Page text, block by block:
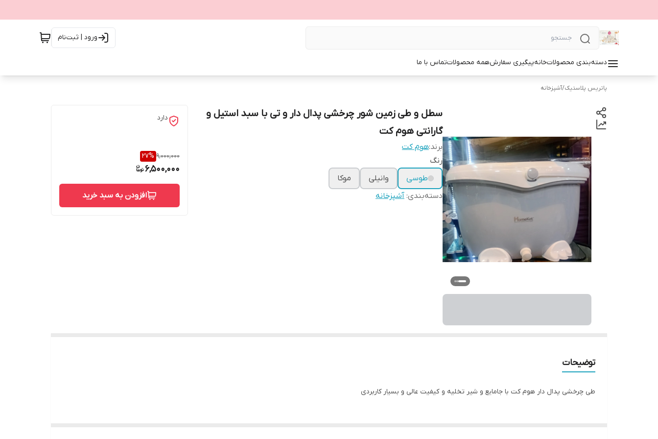
ورود | ثبت‌نام
دسته‌بندی محصولاتخانهپیگیری سفارشهمه محصولاتتماس با ما
پاتریس پلاستیک/آشپزخانه
سطل و طی زمین شور چرخشی پدال دار و تی با سبد استیل و
گارانتی هوم کت
برند:هوم کت
رنگ
طوسی
وانیلی
موکا
دسته‌بندی: آشپزخانه
دارد
9,000,000
27%
6,500,000
افزودن به سبد خرید
توضیحات
طی چرخشی پدال دار هوم کت با جامایع و شیر تخلیه و کیفیت عالی و بسیار کاربردی